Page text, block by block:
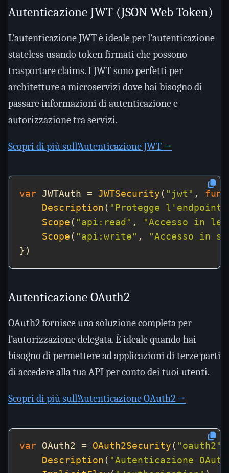
Autenticazione JWT (JSON Web Token)
L’autenticazione JWT è ideale per l’autenticazione
stateless usando token firmati che possono
trasportare claims. I JWT sono perfetti per
architetture a microservizi dove hai bisogno di
passare informazioni di autenticazione e
autorizzazione tra servizi.
Scopri di più sull’Autenticazione JWT →
var JWTAuth = JWTSecurity ( "jwt" , func
Description ( "Protegge l'endpoint
Scope ( "api:read" ,
"Accesso in
Scope ( "api:write" ,
"Accesso in
Autenticazione OAuth2
OAuth2 fornisce una soluzione completa per
l’autorizzazione delegata. È ideale quando hai
bisogno di permettere ad applicazioni di terze parti
di accedere alla tua API per conto dei tuoi utenti.
Scopri di più sull’Autenticazione OAuth2 →
var OAuth2 = OAuth2Security ( "oauth2"
Description ( "Autenticazione